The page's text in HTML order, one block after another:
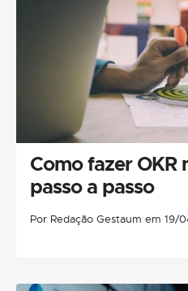
Como fazer OKR
passo a passo
Por Redação Gestaum em 19/